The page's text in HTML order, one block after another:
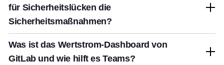
für Sicherheitslücken die
Sicherheitsmaßnahmen?
Was ist das Wertstrom-Dashboard von
GitLab und wie hilft es Teams?